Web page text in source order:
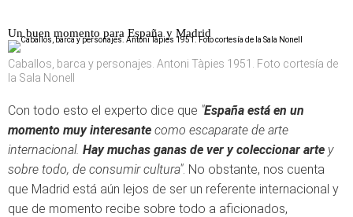
Un buen momento para España y Madrid
Caballos, barca y personajes. Antoni Tàpies 1951. Foto cortesía de
la Sala Nonell
Con todo esto el experto dice que "España está en un
momento muy interesante como escaparate de arte
internacional. Hay muchas ganas de ver y coleccionar arte y
sobre todo, de consumir cultura". No obstante, nos cuenta
que Madrid está aún lejos de ser un referente internacional y
que de momento recibe sobre todo a aficionados,